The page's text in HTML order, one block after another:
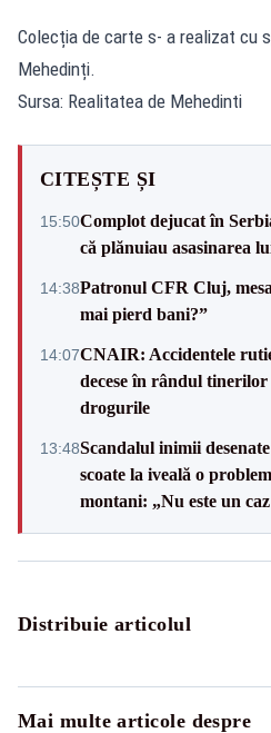
Colecția de carte s- a realizat cu
Mehedinți.
Sursa: Realitatea de Mehedinti
CITEȘTE ȘI
15:50Complot dejucat în
că plănuiau asasinarea
14:38Patronul CFR Cluj,
mai pierd bani?”
14:07CNAIR: Accidentele
decese în rândul
drogurile
13:48Scandalul inimii
scoate la iveală o
montani: „Nu este un
Distribuie articolul
Mai multe articole despre